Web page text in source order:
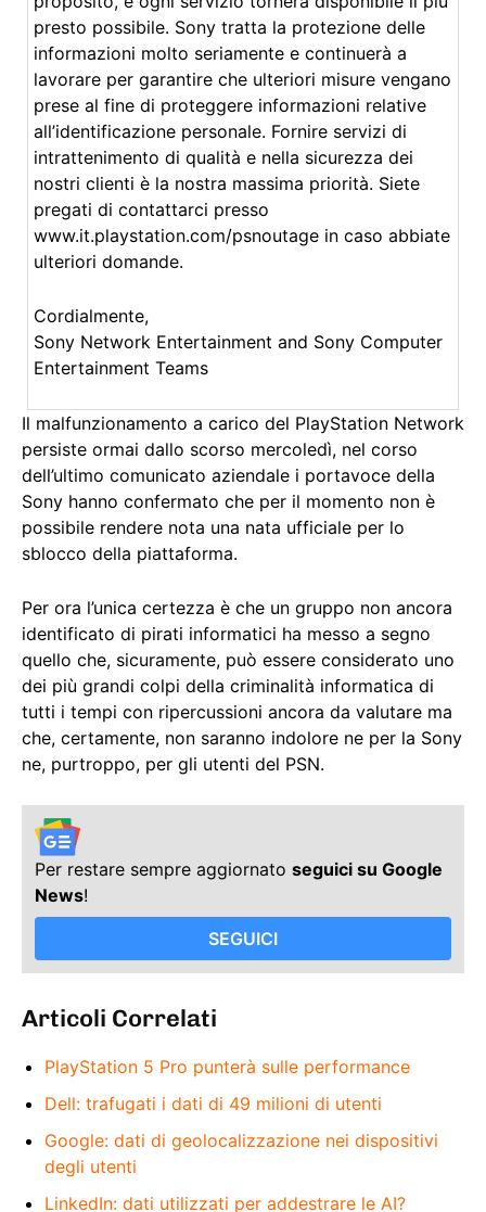
presto possibile. Sony tratta la protezione delle
informazioni molto seriamente e continuerà a
lavorare per garantire che ulteriori misure vengano
prese al fine di proteggere informazioni relative
all’identificazione personale. Fornire servizi di
intrattenimento di qualità e nella sicurezza dei
nostri clienti è la nostra massima priorità. Siete
pregati di contattarci presso
www.it.playstation.com/psnoutage in caso abbiate
ulteriori domande.
Cordialmente,
Sony Network Entertainment and Sony Computer
Entertainment Teams
Il malfunzionamento a carico del PlayStation Network
persiste ormai dallo scorso mercoledì, nel corso
dell’ultimo comunicato aziendale i portavoce della
Sony hanno confermato che per il momento non è
possibile rendere nota una nata ufficiale per lo
sblocco della piattaforma.
Per ora l’unica certezza è che un gruppo non ancora
identificato di pirati informatici ha messo a segno
quello che, sicuramente, può essere considerato uno
dei più grandi colpi della criminalità informatica di
tutti i tempi con ripercussioni ancora da valutare ma
che, certamente, non saranno indolore ne per la Sony
ne, purtroppo, per gli utenti del PSN.
Per restare sempre aggiornato seguici su Google
News!
SEGUICI
Articoli Correlati
PlayStation 5 Pro punterà sulle performance
Dell: trafugati i dati di 49 milioni di utenti
Google: dati di geolocalizzazione nei dispositivi
degli utenti
LinkedIn: dati utilizzati per addestrare le AI?